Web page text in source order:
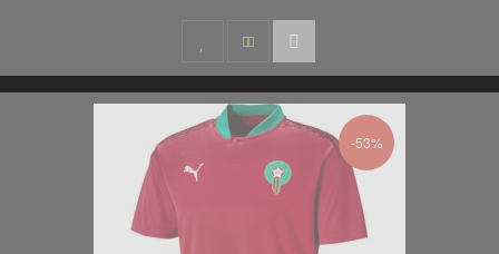
-53%